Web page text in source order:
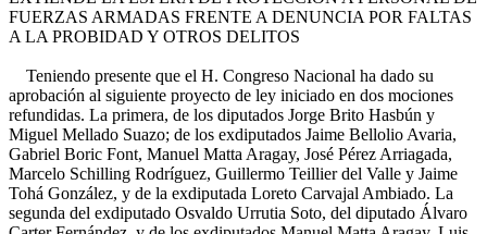
FUERZAS ARMADAS FRENTE A DENUNCIA POR FALTAS
A LA PROBIDAD Y OTROS DELITOS
Teniendo presente que el H. Congreso Nacional ha dado su
aprobación al siguiente proyecto de ley iniciado en dos mociones
refundidas. La primera, de los diputados Jorge Brito Hasbún y
Miguel Mellado Suazo; de los exdiputados Jaime Bellolio Avaria,
Gabriel Boric Font, Manuel Matta Aragay, José Pérez Arriagada,
Marcelo Schilling Rodríguez, Guillermo Teillier del Valle y Jaime
Tohá González, y de la exdiputada Loreto Carvajal Ambiado. La
segunda del exdiputado Osvaldo Urrutia Soto, del diputado Álvaro